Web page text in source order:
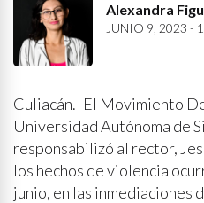
Alexandra
JUNIO 9, 2023 -
Culiacán.- El Movimiento
Universidad Autónoma de
responsabilizó al rector,
los hechos de violencia
junio, en las inmediaciones